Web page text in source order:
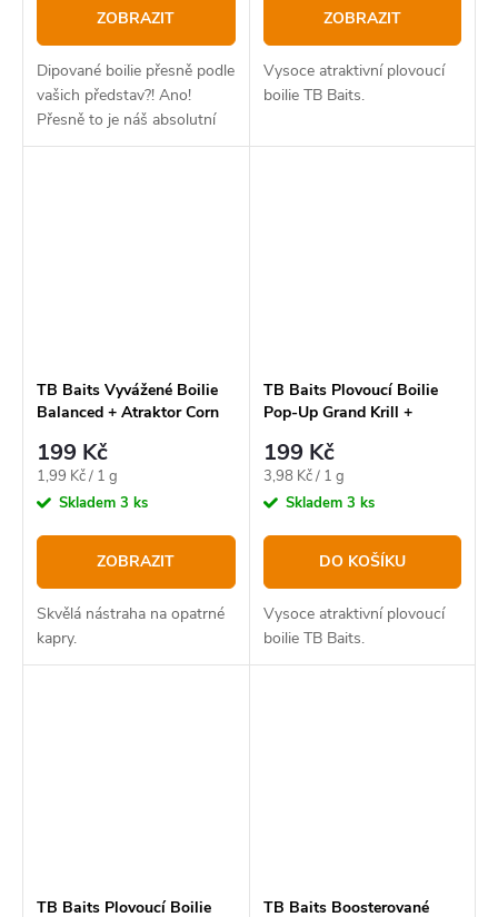
ZOBRAZIT
Dipované boilie přesně podle
vašich představ?! Ano!
Přesně to je náš absolutní
bestseller v novém balení.
ZOBRAZIT
Vysoce atraktivní plovoucí
boilie TB Baits.
TB Baits Vyvážené Boilie
Balanced + Atraktor Corn
199 Kč
Měrná
cena:
1,99 Kč / 1 g
Skladem 3 ks
ZOBRAZIT
Skvělá nástraha na opatrné
kapry.
TB Baits Plovoucí Boilie
Pop-Up Grand Krill +
199 Kč
Měrná
cena:
3,98 Kč / 1 g
Skladem 3 ks
DO KOŠÍKU
Vysoce atraktivní plovoucí
boilie TB Baits.
TB Baits Plovoucí Boilie
TB Baits Boosterované